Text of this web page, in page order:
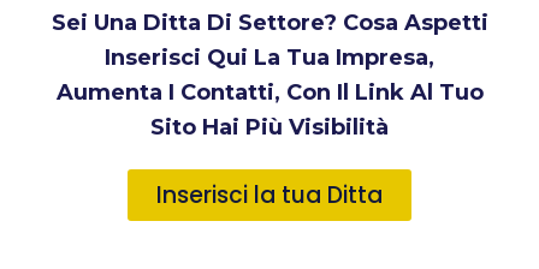
Sei Una Ditta Di Settore? Cosa Aspetti
Inserisci Qui La Tua Impresa,
Aumenta I Contatti, Con Il Link Al Tuo
Sito Hai Più Visibilità
Inserisci la tua Ditta